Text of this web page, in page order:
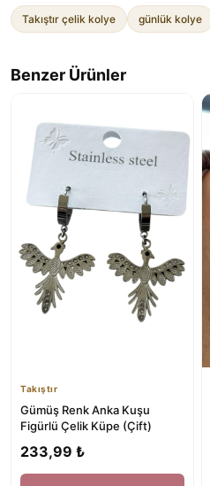
Takıştır çelik kolye günlük kolye
Benzer Ürünler
Takıştır
Gümüş Renk Anka Kuşu
Figürlü Çelik Küpe (Çift)
233,99 ₺